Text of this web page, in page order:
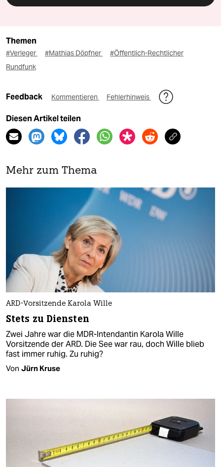
Themen
#Verleger #Mathias Döpfner
#Öffentlich-Rechtlicher
Rundfunk
Feedback Kommentieren Fehlerhinweis
Diesen Artikel teilen
Mehr zum Thema
ARD-Vorsitzende Karola Wille
Stets zu Diensten
Zwei Jahre war die MDR-Intendantin Karola Wille
Vorsitzende der ARD. Die See war rau, doch Wille blieb
fast immer ruhig. Zu ruhig?
Von Jürn Kruse